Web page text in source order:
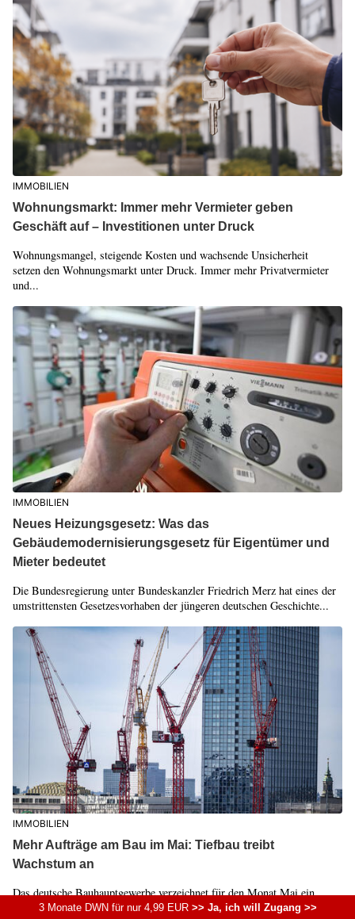
IMMOBILIEN
Wohnungsmarkt: Immer mehr Vermieter geben
Geschäft auf – Investitionen unter Druck
Wohnungsmangel, steigende Kosten und wachsende Unsicherheit
setzen den Wohnungsmarkt unter Druck. Immer mehr Privatvermieter
und...
IMMOBILIEN
Neues Heizungsgesetz: Was das
Gebäudemodernisierungsgesetz für Eigentümer und
Mieter bedeutet
Die Bundesregierung unter Bundeskanzler Friedrich Merz hat eines der
umstrittensten Gesetzesvorhaben der jüngeren deutschen Geschichte...
IMMOBILIEN
Mehr Aufträge am Bau im Mai: Tiefbau treibt
Wachstum an
Das deutsche Bauhauptgewerbe verzeichnet für den Monat Mai ein
spürbares Plus bei den Bestelleingängen. Getrieben von einer
3 Monate DWN für nur 4,99 EUR>> Ja, ich will Zugang >>